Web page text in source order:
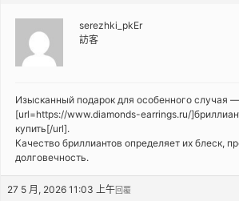
serezhki_pkEr
訪客
Изысканный подарок для особенного случая —
[url=https://www.diamonds-earrings.ru/
купить[/url].
Качество бриллиантов определяет их блеск,
долговечность.
27 5 月, 2026 11:03 上午回覆